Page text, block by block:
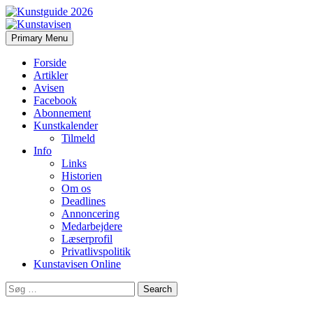
Kunstavisen
Search
Primary Menu Skip
to
Forside
Artikler
Avisen
Facebook
Abonnement
Kunstkalender
Tilmeld
Info
Links
Historien
Om os
Deadlines
Annoncering
Medarbejdere
Læserprofil
Privatlivspolitik
Kunstavisen Online
Search
for: